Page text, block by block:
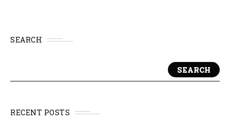
SEARCH
SEARCH
RECENT POSTS